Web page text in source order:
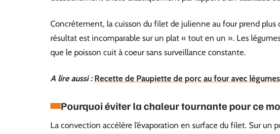
Concrètement, la cuisson du filet de julienne au four prend plus
résultat est incomparable sur un plat « tout en un ». Les
que le poisson cuit à coeur sans surveillance constante.
A lire aussi : Recette de Paupiette de porc au four avec
Pourquoi éviter la chaleur tournante pour ce
La convection accélère l’évaporation en surface du filet. Sur un